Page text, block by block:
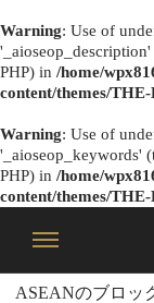
Warning: Use of
PHP) in /home/
content/themes/
Warning: Use of
'_aioseop_keywords'
PHP) in /home/
content/themes/
ASEANのブロッ